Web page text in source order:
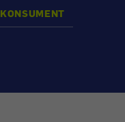
KONSUMENT